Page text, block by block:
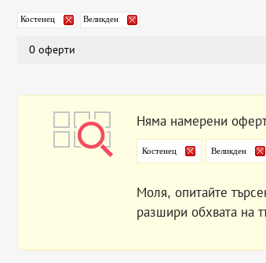
Костенец Великден
0 оферти
Няма намерени
Костенец Великден
Моля, опитайте
разшири обхвата на